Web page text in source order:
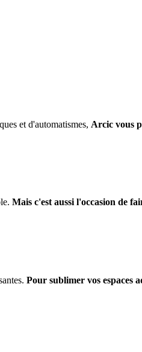
et d'automatismes, Arcic vous
Mais c'est aussi l'occasion de
Pour sublimer vos espaces